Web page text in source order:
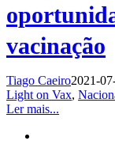
vacinação
Tiago Caeiro2021-
Light on Vax,
Ler mais...